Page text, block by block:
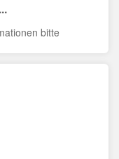
bitte